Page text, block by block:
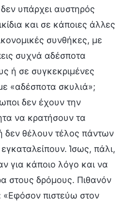
υπάρχει αυστηρός
και σε κάποιες άλλες
συνθήκες, με
συχνά αδέσποτα
ή σε συγκεκριμένες
«αδέσποτα σκυλιά»;
δεν έχουν την
να κρατήσουν τα
δεν θέλουν τέλος πάντων
Ίσως, πάλι,
για κάποιο λόγο και να
στους δρόμους. Πιθανόν
«Εφόσον πιστεύω στον